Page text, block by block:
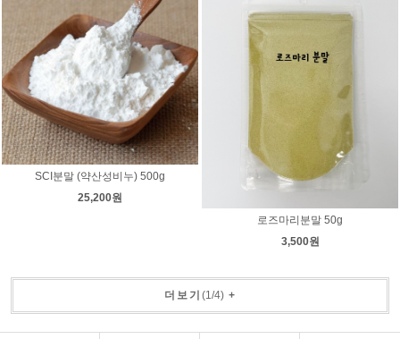
SCI분말 (약산성비누) 500g
25,200원
로즈마리분말 50g
3,500원
더보기 (1/4)+